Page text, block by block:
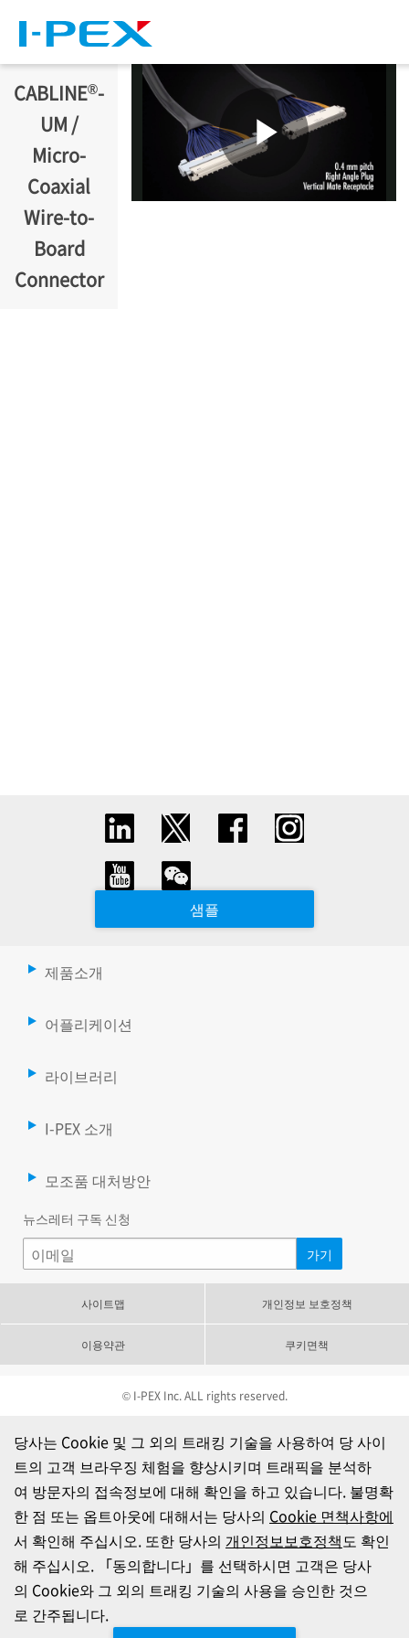
CABLINE®-
UM /
Micro-
Coaxial
Wire-to-
Board
Connector
샘플
제품소개
어플리케이션
라이브러리
I-PEX 소개
모조품 대처방안
뉴스레터 구독 신청
사이트맵 개인정보 보호정책
이용약관 쿠키면책
© I-PEX Inc. ALL rights reserved.
당사는 Cookie 및 그 외의 트래킹 기술을 사용하여 당 사이
트의 고객 브라우징 체험을 향상시키며 트래픽을 분석하
여 방문자의 접속정보에 대해 확인을 하고 있습니다. 불명확
한 점 또는 옵트아웃에 대해서는 당사의 Cookie 면책사항에
서 확인해 주십시오. 또한 당사의 개인정보보호정책도 확인
해 주십시오. 「동의합니다」를 선택하시면 고객은 당사
의 Cookie와 그 외의 트래킹 기술의 사용을 승인한 것으
로 간주됩니다.